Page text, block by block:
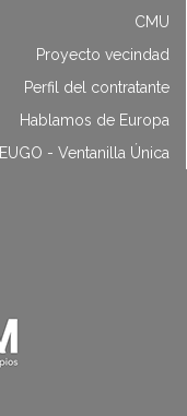
CMU
Proyecto vecindad
Perfil del contratante
Hablamos de Europa
EUGO - Ventanilla Única